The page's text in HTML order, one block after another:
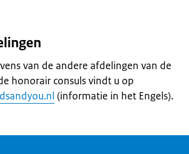
van de andere afdelingen van de
honorair consuls vindt u op
(informatie in het Engels).